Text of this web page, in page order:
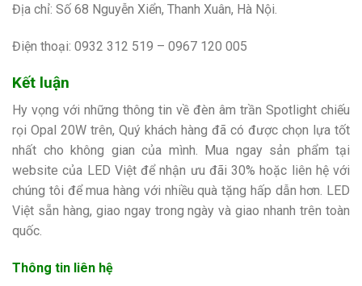
Địa chỉ: Số 68 Nguyễn Xiển, Thanh Xuân, Hà Nội.
Điện thoại: 0932 312 519 – 0967 120 005
Kết luận
Hy vọng với những thông tin về đèn âm trần Spotlight chiếu
rọi Opal 20W trên, Quý khách hàng đã có được chọn lựa tốt
nhất cho không gian của mình. Mua ngay sản phẩm tại
website của LED Việt để nhận ưu đãi 30% hoặc liên hệ với
chúng tôi để mua hàng với nhiều quà tặng hấp dẫn hơn. LED
Việt sẵn hàng, giao ngay trong ngày và giao nhanh trên toàn
quốc.
Thông tin liên hệ